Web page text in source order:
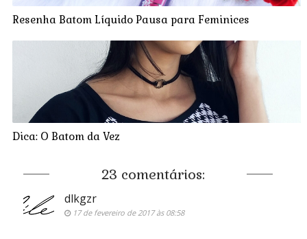
Resenha Batom Líquido Pausa para Feminices
Dica: O Batom da Vez
23 comentários:
dlkgzr
17 de fevereiro de 2017 às 08:58